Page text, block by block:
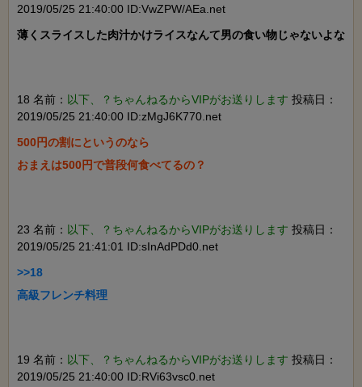
2019/05/25 21:40:00 ID:VwZPW/AEa.net
薄くスライスした肉汁かけライスなんて男の食い物じゃないよな
18 名前： 以下、？ちゃんねるからVIPがお送りします 投稿日：
2019/05/25 21:40:00 ID:zMgJ6K770.net
500円の割にというのなら
おまえは500円で普段何食べてるの？
23 名前： 以下、？ちゃんねるからVIPがお送りします 投稿日：
2019/05/25 21:41:01 ID:sInAdPDd0.net
>>18
高級フレンチ料理
19 名前： 以下、？ちゃんねるからVIPがお送りします 投稿日：
2019/05/25 21:40:00 ID:RVi63vsc0.net